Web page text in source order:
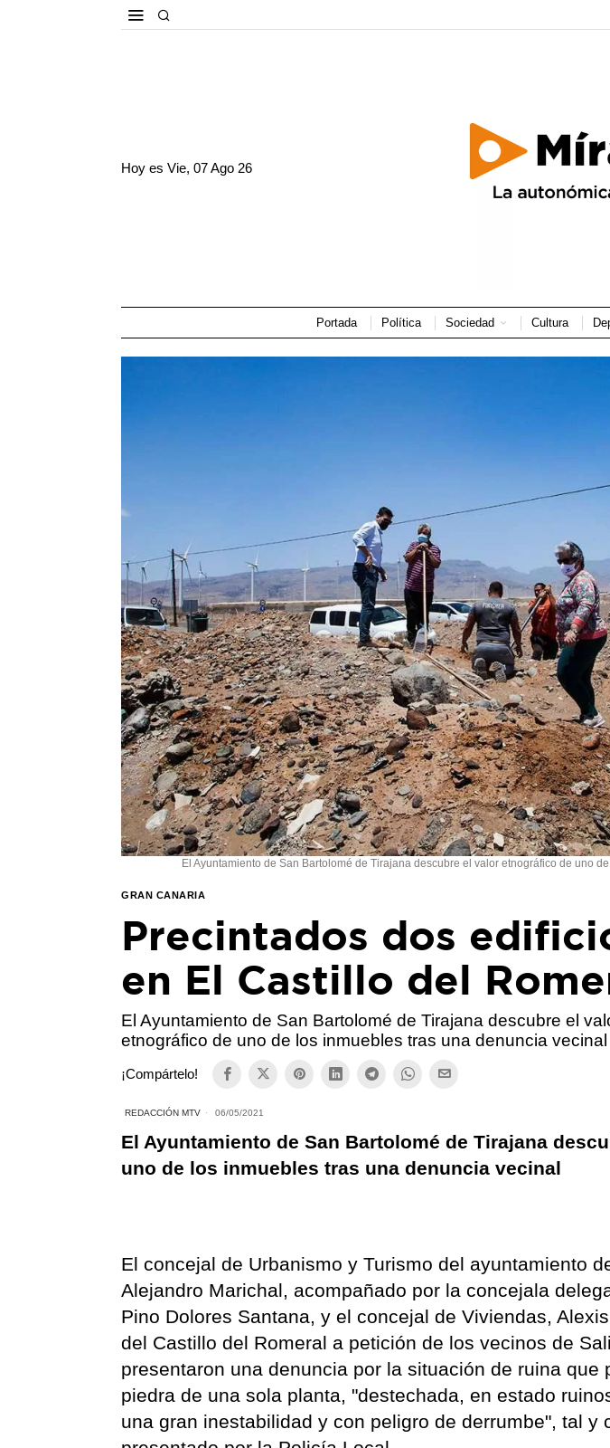
Hoy esVie, 07 Ago 26
Portada Política Sociedad Cultura
El Ayuntamiento de San Bartolomé de Tirajana descubre el valor etnográfico de uno
GRAN CANARIA
Precintados dos
en El Castillo del
El Ayuntamiento de San Bartolomé de Tirajana descubre el
etnográfico de uno de los inmuebles tras una denuncia vecinal
¡Compártelo!
REDACCIÓN MTV 06/05/2021
El Ayuntamiento de San Bartolomé de Tirajana
uno de los inmuebles tras una denuncia vecinal
El concejal de Urbanismo y Turismo del ayuntamiento
Alejandro Marichal, acompañado por la concejala
Pino Dolores Santana, y el concejal de Viviendas,
del Castillo del Romeral a petición de los vecinos de
presentaron una denuncia por la situación de ruina que
piedra de una sola planta, "destechada, en estado
una gran inestabilidad y con peligro de derrumbe", tal y